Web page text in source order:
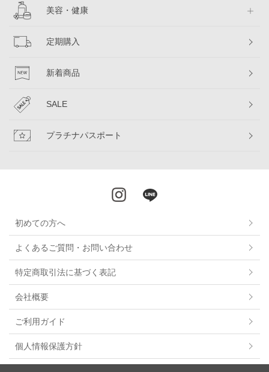
美容・健康
定期購入
新着商品
SALE
プラチナパスポート
初めての方へ
よくあるご質問・お問い合わせ
特定商取引法に基づく表記
会社概要
ご利用ガイド
個人情報保護方針